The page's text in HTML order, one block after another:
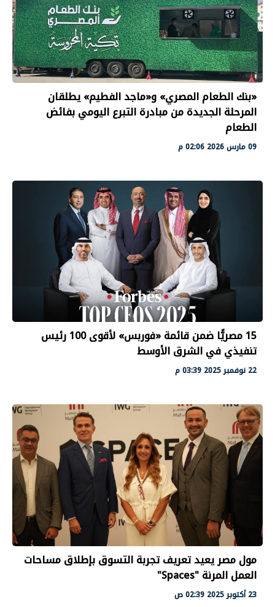
«بنك الطعام المصري» و«ماجد الفطيم» يطلقان
المرحلة الجديدة من مبادرة التبرع اليومي بفائض
الطعام
09 مارس 2026 02:06 م
15 مصريًّا ضمن قائمة «فوربس» لأقوى 100 رئيس
تنفيذي في الشرق الأوسط
22 نوفمبر 2025 03:39 م
مول مصر يعيد تعريف تجربة التسوق بإطلاق مساحات
العمل المرنة "Spaces"
23 أكتوبر 2025 02:39 ص